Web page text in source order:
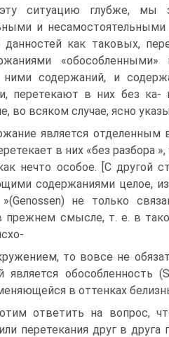
ситуацию глубже,
и
данностей как таковых,
ними содержаний, и
перетекают в них без ка-
во всяком случае, ясно
является
в них «без разбора
нечто особое. [С другой
содержаниями целое,
»(Genossen) не только
прежнем смысле, т. е. в
то вовсе не
является обособленность
в оттенках
ответить на вопрос,
перетекания друг в